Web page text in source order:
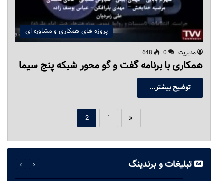
پروژه های همکاری و مشاوره ای
مدیریت 0
648
همکاری با برنامه گفت و گو محور شبکه پنج سیما
توضیح بیشتر...
«
1
2
تبلیغات و برندینگ